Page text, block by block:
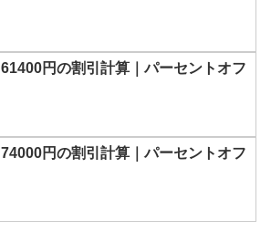
61400円の割引計算｜パーセントオフ
74000円の割引計算｜パーセントオフ